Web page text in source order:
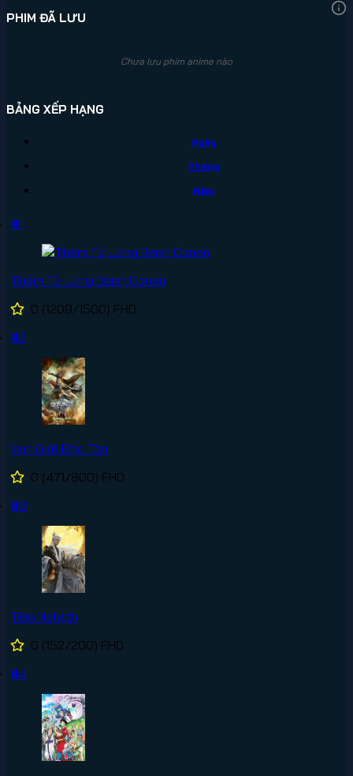
PHIM ĐÃ LƯU
Chưa lưu phim anime nào
BẢNG XẾP HẠNG
Ngày
Tháng
Năm
#1
Thám Tử Lừng Danh Conan
0 (1209/1500) FHD
#2
Vạn Giới Độc Tôn
0 (471/800) FHD
#3
Tiên Nghịch
0 (152/200) FHD
#4